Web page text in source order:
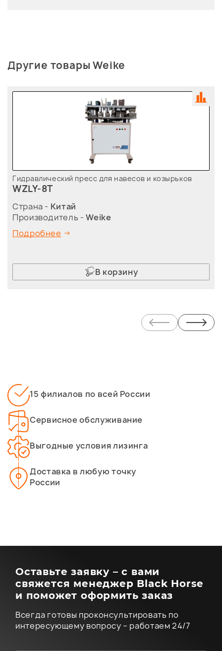
Другие товары Weike
Гидравлический пресс для навесов и козырьков
WZLY-8T
Страна - Китай
Производитель -Weike
Подробнее
В корзину
15 филиалов по всей России
Сервисное обслуживание
Выгодные условия лизинга
Доставка в любую точку
России
Оставьте заявку – с вами
свяжется менеджер Black Horse
и поможет оформить заказ
Всегда готовы проконсультировать по
интересующему вопросу – работаем 24/7